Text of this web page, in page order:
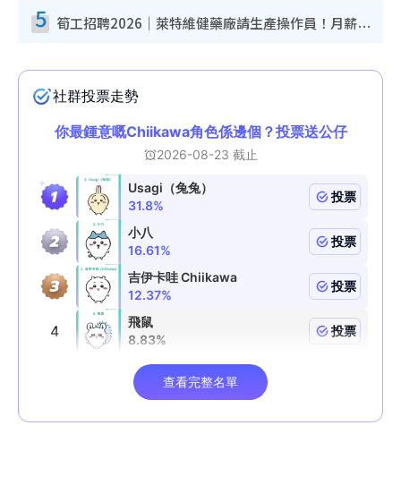
5 筍工招聘2026｜萊特維健藥廠請生產操作員！月薪高達$1.7萬 冷氣廠房/五天工作/保證雙糧